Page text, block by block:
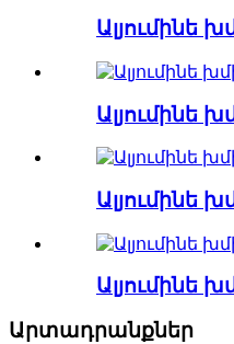
Ալյումինե
Ալյումինե
Ալյումինե
Ալյումինե
Արտադրանքներ